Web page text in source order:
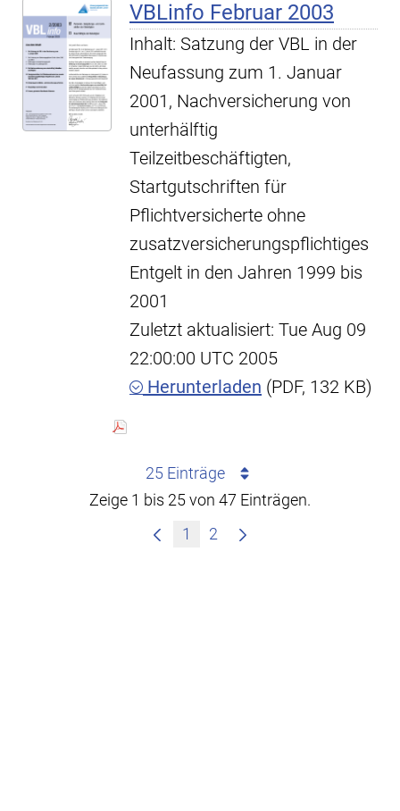
VBLinfo Februar 2003
Inhalt: Satzung der VBL in der
Neufassung zum 1. Januar
2001, Nachversicherung von
unterhälftig
Teilzeitbeschäftigten,
Startgutschriften für
Pflichtversicherte ohne
zusatzversicherungspflichtiges
Entgelt in den Jahren 1999 bis
2001
Zuletzt aktualisiert: Tue Aug 09
22:00:00 UTC 2005
Herunterladen (PDF, 132 KB)
25 Einträge
Zeige 1 bis 25 von 47 Einträgen.
1
2